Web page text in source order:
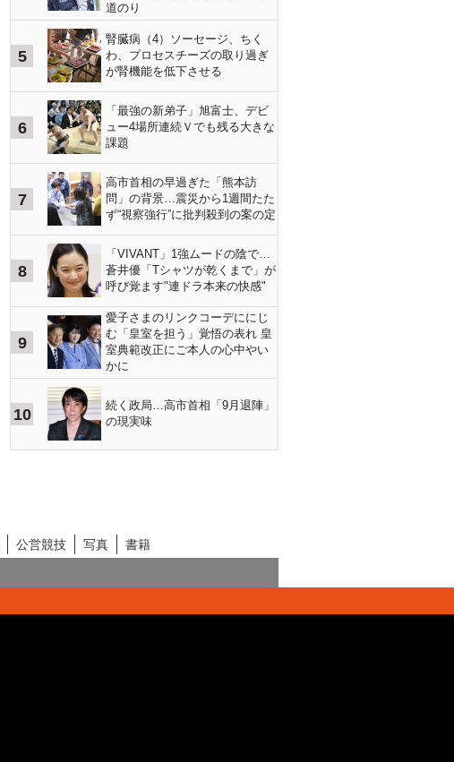
道のり
5
腎臓病（4）ソーセージ、ちく
わ、プロセスチーズの取り過ぎ
が腎機能を低下させる
6
「最強の新弟子」旭富士、デビ
ュー4場所連続Ｖでも残る大きな
課題
7
高市首相の早過ぎた「熊本訪
問」の背景…震災から1週間たた
ず“視察強行”に批判殺到の案の定
8
「VIVANT」1強ムードの陰で…
蒼井優「Tシャツが乾くまで」が
呼び覚ます"連ドラ本来の快感"
9
愛子さまのリンクコーデににじ
む「皇室を担う」覚悟の表れ 皇
室典範改正にご本人の心中やい
かに
10
続く政局…高市首相「9月退陣」
の現実味
公営競技 写真
書籍